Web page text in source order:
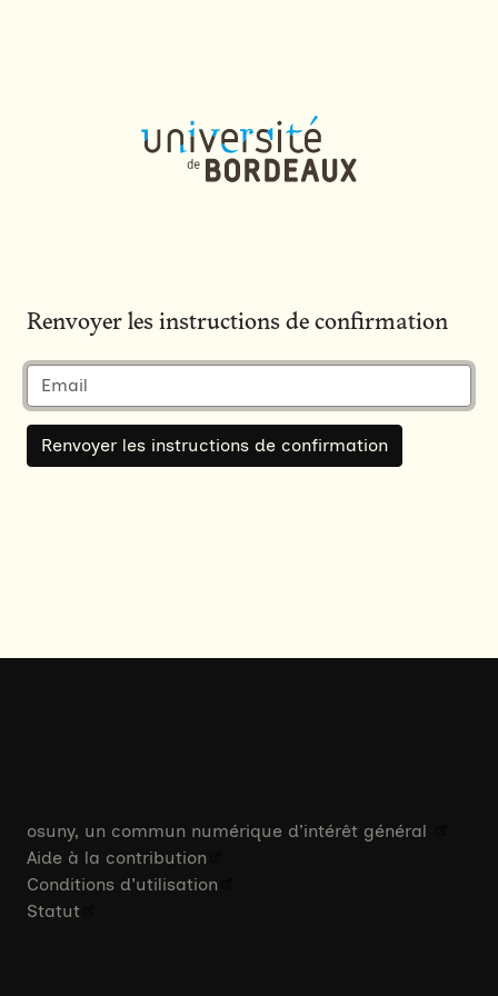
Renvoyer les instructions de confirmation
osuny, un commun numérique d’intérêt général
Aide à la contribution
Conditions d'utilisation
Statut